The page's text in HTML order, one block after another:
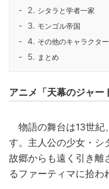
シタラと学者一家
モンゴル帝国
その他のキャラクター
まとめ
アニメ「天幕のジャー
物語の舞台は13世紀
す。主人公の少女・シ
故郷からも遠く引き離
るファーティマに拾わ